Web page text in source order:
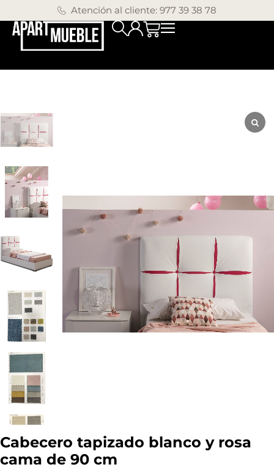
Atención al cliente: 977 39 38 78
Cabecero tapizado blanco y rosa
cama de 90 cm